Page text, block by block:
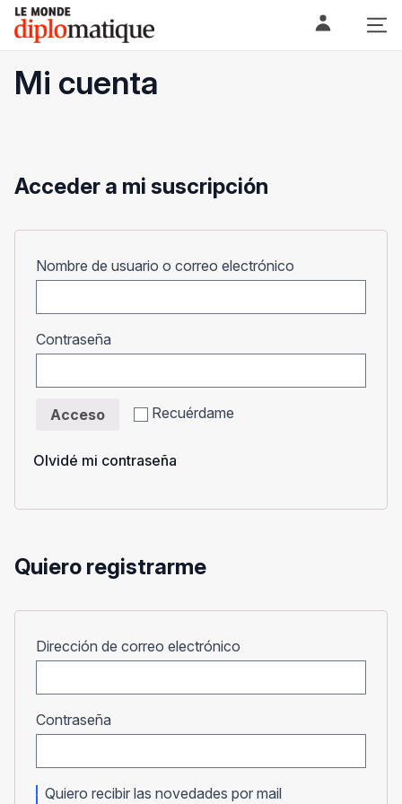
Skip
content
Le monde diplomatique
Mi cuenta
Acceder a mi suscripción
Nombre de usuario o correo electrónico
Contraseña
Recuérdame
Acceso
Olvidé mi contraseña
Quiero registrarme
Dirección de correo electrónico
Contraseña
Quiero recibir las novedades por mail